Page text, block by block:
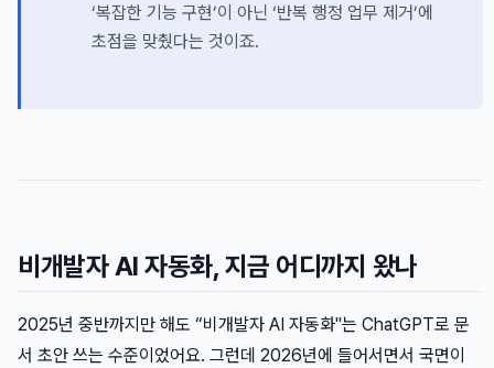
‘복잡한 기능 구현’이 아닌 ‘반복 행정 업무 제거’에
초점을 맞췄다는 것이죠.
비개발자 AI 자동화, 지금 어디까지 왔나
2025년 중반까지만 해도 “비개발자 AI 자동화"는 ChatGPT로 문
서 초안 쓰는 수준이었어요. 그런데 2026년에 들어서면서 국면이